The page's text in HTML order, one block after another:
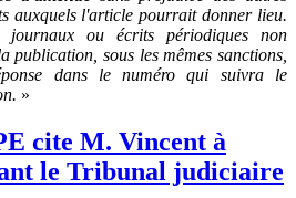
auxquels l'article pourrait donner lieu.
ou écrits périodiques non
publication, sous les mêmes sanctions,
dans le numéro qui suivra le
»
cite M. Vincent à
le Tribunal judiciaire